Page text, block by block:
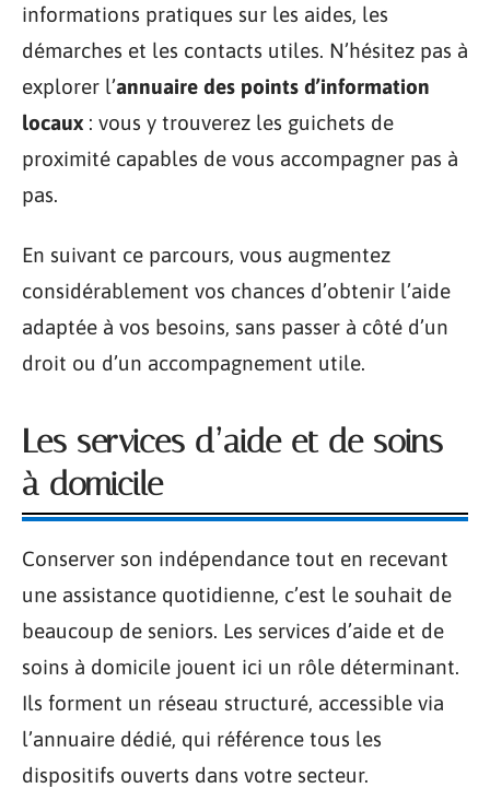
informations pratiques sur les aides, les
démarches et les contacts utiles. N’hésitez pas à
explorer l’annuaire des points d’information
locaux : vous y trouverez les guichets de
proximité capables de vous accompagner pas à
pas.
En suivant ce parcours, vous augmentez
considérablement vos chances d’obtenir l’aide
adaptée à vos besoins, sans passer à côté d’un
droit ou d’un accompagnement utile.
Les services d’aide et de soins
à domicile
Conserver son indépendance tout en recevant
une assistance quotidienne, c’est le souhait de
beaucoup de seniors. Les services d’aide et de
soins à domicile jouent ici un rôle déterminant.
Ils forment un réseau structuré, accessible via
l’annuaire dédié, qui référence tous les
dispositifs ouverts dans votre secteur.